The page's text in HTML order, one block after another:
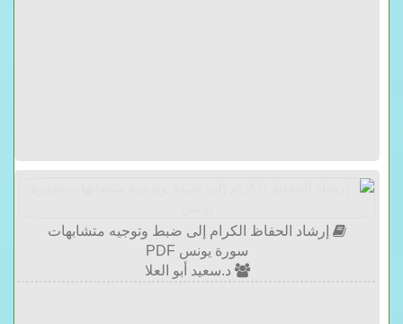
إرشاد الحفاظ الكرام إلى ضبط وتوجيه متشابهات
سورة يونس PDF
د.سعيد أبو العلا